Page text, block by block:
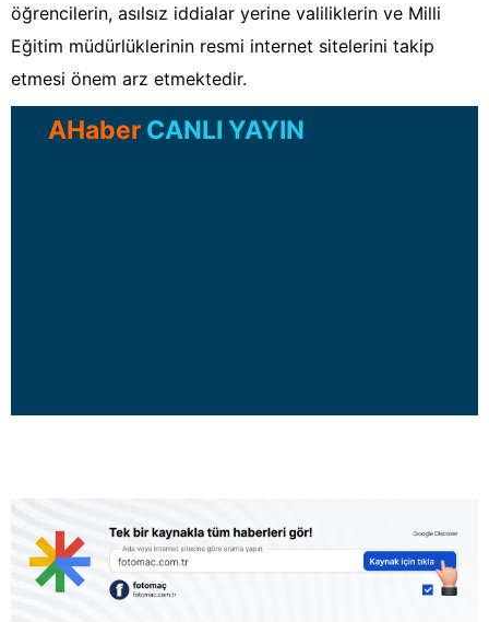
öğrencilerin, asılsız iddialar yerine valiliklerin ve Milli
Eğitim müdürlüklerinin resmi internet sitelerini takip
etmesi önem arz etmektedir.
AHaber CANLI YAYIN